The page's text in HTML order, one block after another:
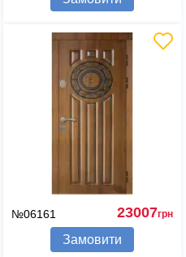
№06161 23007грн
Замовити